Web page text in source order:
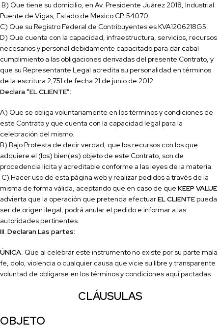
B) Que tiene su domicilio, en Av. Presidente Juárez 2018, Industrial
Puente de Vigas, Estado de Mexico CP. 54070
C) Que su Registro Federal de Contribuyentes esKVA1206218G5.
D) Que cuenta con la capacidad, infraestructura, servicios, recursos
necesarios y personal debidamente capacitado para dar cabal
cumplimiento a las obligaciones derivadas del presente Contrato, y
que su Representante Legal acredita su personalidad en términos
de la escritura 2,751 de fecha 21 de junio de 2012
Declara “EL CLIENTE”:
A) Que se obliga voluntariamente en los términos y condiciones de
este Contrato y que cuenta con la capacidad legal para la
celebración del mismo.
B) Bajo Protesta de decir verdad, que los recursos con los que
adquiere el (los) bien(es) objeto de este Contrato, son de
procedencia lícita y acreditable conforme a las leyes de la materia.
C) Hacer uso de esta página web y realizar pedidos a través de la
misma de forma válida, aceptando que en caso de que KEEP VALUE
advierta que la operación que pretenda efectuarEL CLIENTEpueda
ser de origen ilegal, podrá anular el pedido e informar a las
autoridades pertinentes.
III. Declaran Las partes:
ÚNICA. Que al celebrar este instrumento no existe por su parte mala
fe, dolo, violencia o cualquier causa que vicie su libre y transparente
voluntad de obligarse en los términos y condiciones aquí pactadas.
CLÁUSULAS
OBJETO